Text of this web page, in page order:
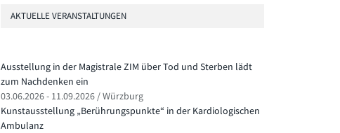
AKTUELLE VERANSTALTUNGEN
Ausstellung in der Magistrale ZIM über Tod und Sterben lädt
zum Nachdenken ein
03.06.2026 - 11.09.2026 / Würzburg
Kunstausstellung „Berührungspunkte“ in der Kardiologischen
Ambulanz